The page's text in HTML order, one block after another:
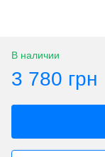
В наличии
3 780 грн